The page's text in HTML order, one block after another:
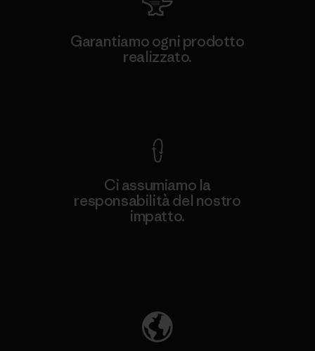
Garantiamo ogni prodotto
realizzato.
Ci assumiamo la
responsabilità del nostro
impatto.